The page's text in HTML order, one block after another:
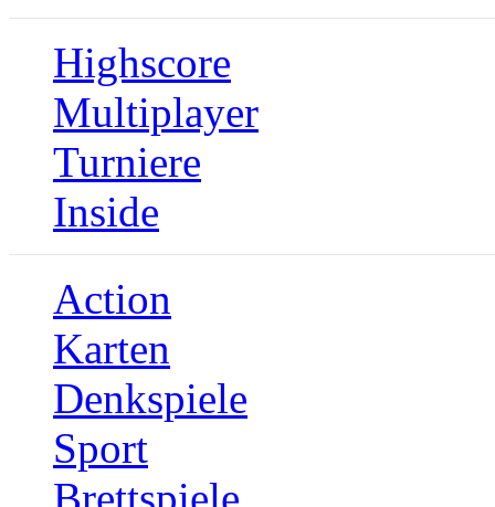
Highscore
Multiplayer
Turniere
Inside
Action
Karten
Denkspiele
Sport
Brettspiele